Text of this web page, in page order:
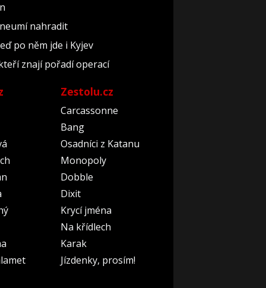
nahradit
po něm jde i Kyjev
znají pořadí operací
Zestolu.cz
Carcassonne
Bang
Osadníci z Katanu
Monopoly
Dobble
Dixit
Krycí jména
Na křídlech
Karak
Jízdenky, prosím!